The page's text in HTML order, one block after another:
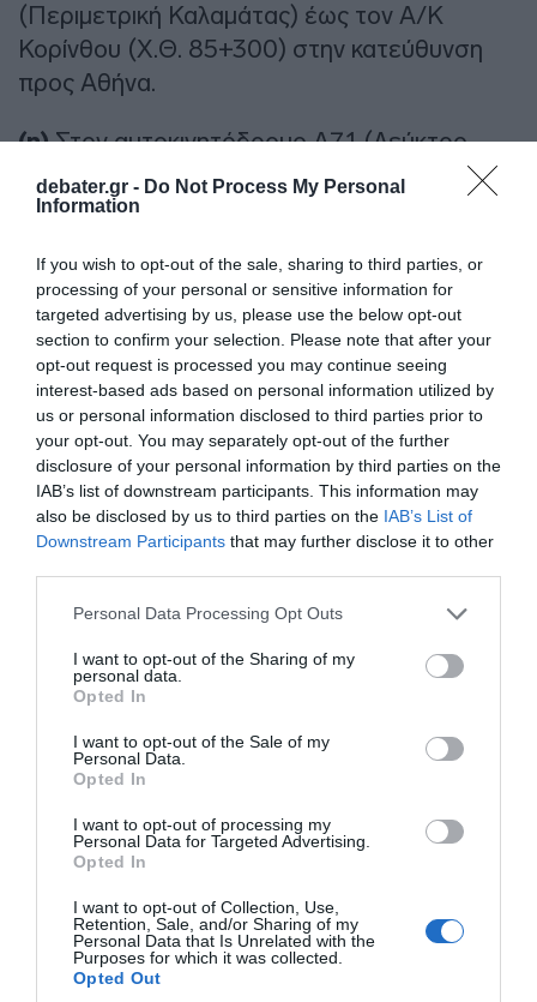
debater.gr - Do Not Process My Personal
Information
If you wish to opt-out of the sale, sharing to third parties, or
processing of your personal or sensitive information for
targeted advertising by us, please use the below opt-out
section to confirm your selection. Please note that after your
opt-out request is processed you may continue seeing
interest-based ads based on personal information utilized by
us or personal information disclosed to third parties prior to
your opt-out. You may separately opt-out of the further
disclosure of your personal information by third parties on the
IAB’s list of downstream participants. This information may
also be disclosed by us to third parties on the IAB’s List of
Downstream Participants that may further disclose it to other
Please note that this website/app uses one or more Google
not limited to your visit or usage behaviour. You may click to
grant or deny consent to Google and its third-party tags to
use your data for below specified purposes in below Google
consent section.
Personal Data Processing Opt Outs
I want to opt-out of the Sharing of my
personal data.
Opted In
I want to opt-out of the Sale of my
Personal Data.
Opted In
I want to opt-out of processing my
Personal Data for Targeted Advertising.
Opted In
I want to opt-out of Collection, Use,
Retention, Sale, and/or Sharing of my
Personal Data that Is Unrelated with the
Purposes for which it was collected.
Opted Out
(Περιμετρική Καλαμάτας) έως τον Α/Κ
Κορίνθου (Χ.Θ. 85+300) στην κατεύθυνση
προς Αθήνα.
(η)Στον αυτοκινητόδρομο Α71 (Λεύκτρο-
Σπάρτη), από Α/Κ Σπάρτης (Χ.Θ. 45+000)
έως τον Α/Κ Λεύκτρου (0+000) στην
(θ)Στην Εθνική Οδό Ιωαννίνων – Άρτας
-Αντιρρίου στην κατεύθυνση προς Ιωάννινα.
(ι)Στην Εθνική οδό Θεσσαλονίκης –
Πολύγυρου (Ε.Ο.16), από τα όρια της Π.Ε.
Θεσσαλονίκης (κόμβος Αγίας Αναστασίας)
έως την γέφυρα Θέρμης στην κατεύθυνση
προς Θεσσαλονίκη.
Εξαιρούνται της
απαγόρευσης
βοήθεια, σύμφωνα με ν. 3651/2008, τα
φορτηγά αυτοκίνητα των ΕΛΤΑ, τα φορτηγά
αυτοκίνητα των εταιρειών διανομής τύπου, τα
φορτηγά αυτοκίνητα δημοσίας (Φ.Δ.Χ.) και
ιδιωτικής χρήσης (Φ.Ι.Χ.) που μεταφέρουν